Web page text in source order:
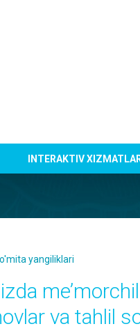
INTERAKTIV
yangiliklari
va tahlil